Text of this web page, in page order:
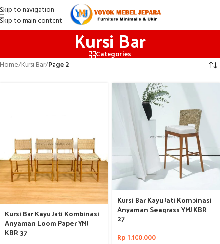
Skip to navigation
Skip to main content
Kursi Bar
Categories
Home/Kursi Bar/Page 2
Kursi Bar Kayu Jati Kombinasi
Anyaman Loom Paper YMJ
KBR 37
Kursi Bar Kayu Jati Kombinasi
Anyaman Seagrass YMJ KBR
27
Rp 1.100.000